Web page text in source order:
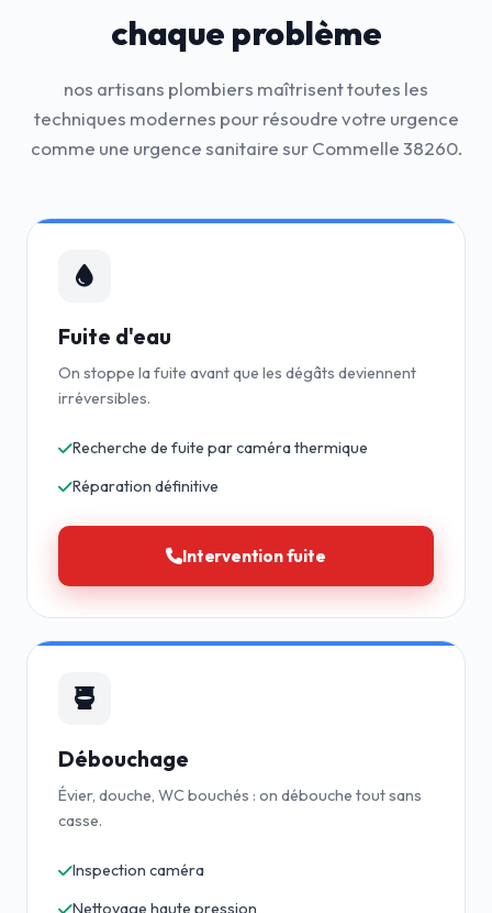
chaque problème
nos artisans plombiers maîtrisent toutes les
techniques modernes pour résoudre votre urgence
comme une urgence sanitaire sur Commelle 38260.
Fuite d'eau
On stoppe la fuite avant que les dégâts deviennent
irréversibles.
Recherche de fuite par caméra thermique
Réparation définitive
Intervention fuite
Débouchage
Évier, douche, WC bouchés : on débouche tout sans
casse.
Inspection caméra
Nettoyage haute pression